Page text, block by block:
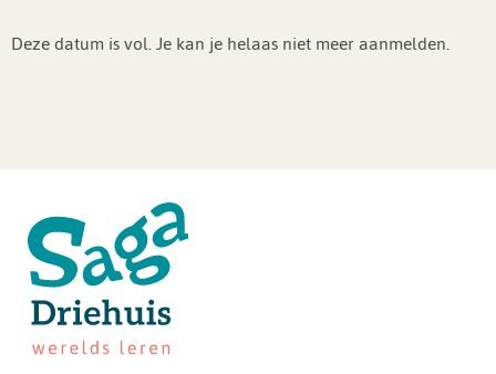
Deze datum is vol. Je kan je helaas niet meer aanmelden.